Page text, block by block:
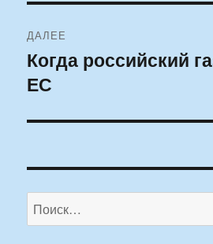
ДАЛЕЕ
Следующая
запись:
Когда российский
ЕС
Искать: